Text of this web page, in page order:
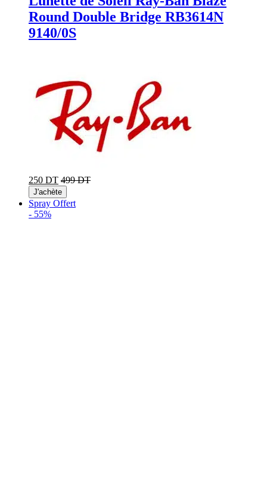
Round Double Bridge RB3614N
9140/0S
250 DT 499 DT
J'achète
Spray Offert
- 55%